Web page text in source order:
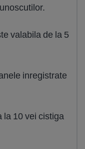
valabila de la 5
inregistrate
la 10 vei cistiga